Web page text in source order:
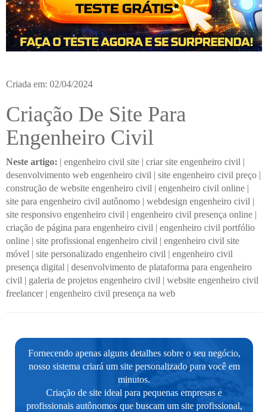
Criada em: 02/04/2024
Criação De Site Para
Engenheiro Civil
Neste artigo: | engenheiro civil site | criar site engenheiro civil |
desenvolvimento web engenheiro civil | site engenheiro civil preço |
construção de website engenheiro civil | engenheiro civil online |
site para engenheiro civil autônomo | webdesign engenheiro civil |
site responsivo engenheiro civil | engenheiro civil presença online |
criação de página para engenheiro civil | engenheiro civil portfólio
online | site profissional engenheiro civil | engenheiro civil site
móvel | site personalizado engenheiro civil | engenheiro civil
presença digital | desenvolvimento de plataforma para engenheiro
civil | galeria de projetos engenheiro civil | website engenheiro civil
freelancer| engenheiro civil presença na web
Fornecendo apenas alguns detalhes sobre o seu negócio,
nosso sistema criará um site personalizado para você em
minutos.
Criação de site ideal para pequenas empresas e
profissionais autônomos que buscam um site profissional,